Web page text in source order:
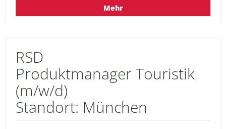
Mehr
RSD
Produktmanager Touristik
(m/w/d)
Standort: München